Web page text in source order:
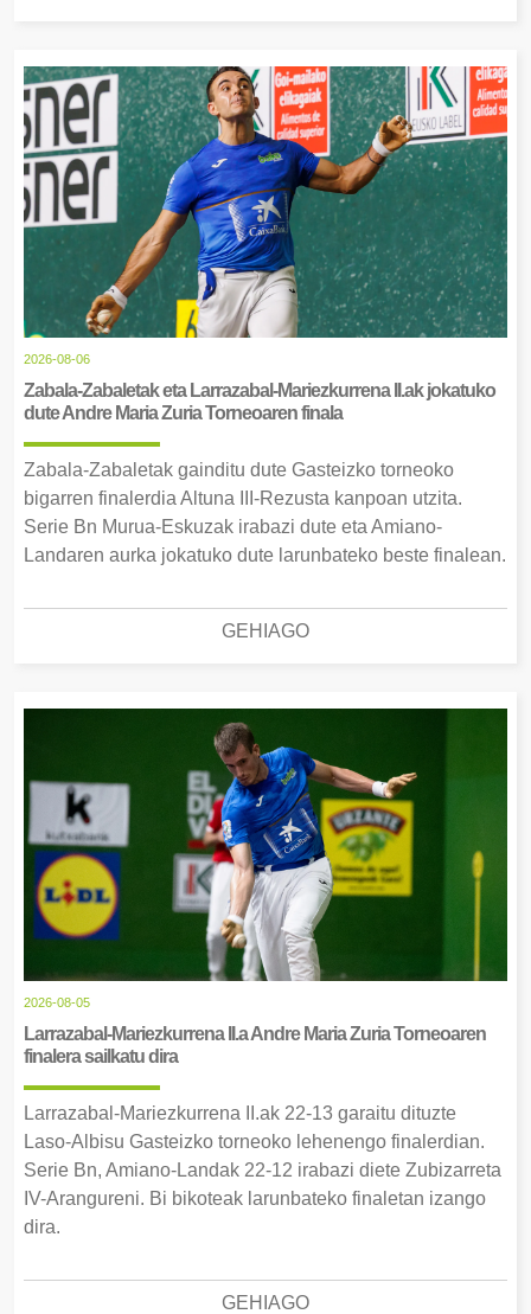
2026-08-06
Zabala-Zabaletak eta Larrazabal-Mariezkurrena II.ak jokatuko
dute Andre Maria Zuria Torneoaren finala
Zabala-Zabaletak gainditu dute Gasteizko torneoko
bigarren finalerdia Altuna III-Rezusta kanpoan utzita.
Serie Bn Murua-Eskuzak irabazi dute eta Amiano-
Landaren aurka jokatuko dute larunbateko beste finalean.
GEHIAGO
2026-08-05
Larrazabal-Mariezkurrena II.a Andre Maria Zuria Torneoaren
finalera sailkatu dira
Larrazabal-Mariezkurrena II.ak 22-13 garaitu dituzte
Laso-Albisu Gasteizko torneoko lehenengo finalerdian.
Serie Bn, Amiano-Landak 22-12 irabazi diete Zubizarreta
IV-Arangureni. Bi bikoteak larunbateko finaletan izango
dira.
GEHIAGO